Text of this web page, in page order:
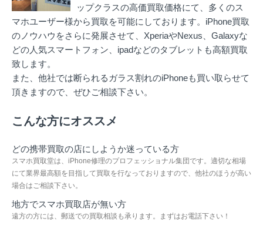
ップクラスの高価買取価格にて、多くのス
マホユーザー様から買取を可能にしております。iPhone買取
のノウハウをさらに発展させて、XperiaやNexus、Galaxyな
どの人気スマートフォン、ipadなどのタブレットも高額買取
致します。
また、他社では断られるガラス割れのiPhoneも買い取らせて
頂きますので、ぜひご相談下さい。
こんな方にオススメ
どの携帯買取の店にしようか迷っている方
スマホ買取堂は、iPhone修理のプロフェッショナル集団です。適切な相場
にて業界最高額を目指して買取を行なっておりますので、他社のほうが高い
場合はご相談下さい。
地方でスマホ買取店が無い方
遠方の方には、郵送での買取相談も承ります。まずはお電話下さい！